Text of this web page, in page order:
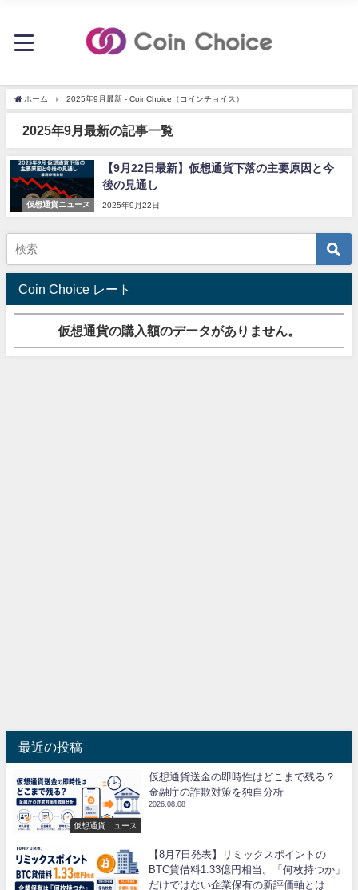
ホーム 2025年9月最新 - CoinChoice（コインチョイス）
2025年9月最新の記事一覧
仮想通貨ニュース
【9月22日最新】仮想通貨下落の主要原因と今
後の見通し
2025年9月22日
Coin Choice レート
仮想通貨の購入額のデータがありません。
最近の投稿
仮想通貨ニュース
仮想通貨送金の即時性はどこまで残る？
金融庁の詐欺対策を独自分析
2026.08.08
【8月7日発表】リミックスポイントの
BTC貸借料1.33億円相当。「何枚持つか」
だけではない企業保有の新評価軸とは